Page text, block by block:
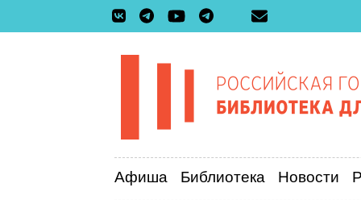
Афиша Библиотека Новости